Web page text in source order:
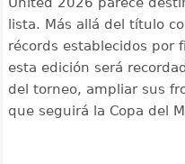
lista. Más allá del título
récords establecidos por
esta edición será
del torneo, ampliar sus
que seguirá la Copa del